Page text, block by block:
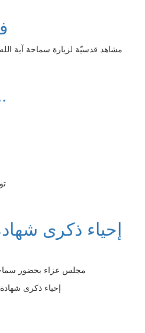
مشاهد قدسيّة لزيارة سماحة آية
الا
إحياء ذكرى
مجلس عزاء بحضور سماحة